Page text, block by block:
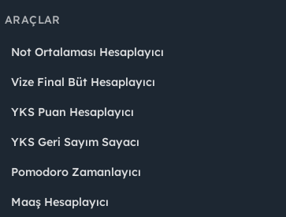
ARAÇLAR
Not Ortalaması Hesaplayıcı
Vize Final Büt Hesaplayıcı
YKS Puan Hesaplayıcı
YKS Geri Sayım Sayacı
Pomodoro Zamanlayıcı
Maaş Hesaplayıcı